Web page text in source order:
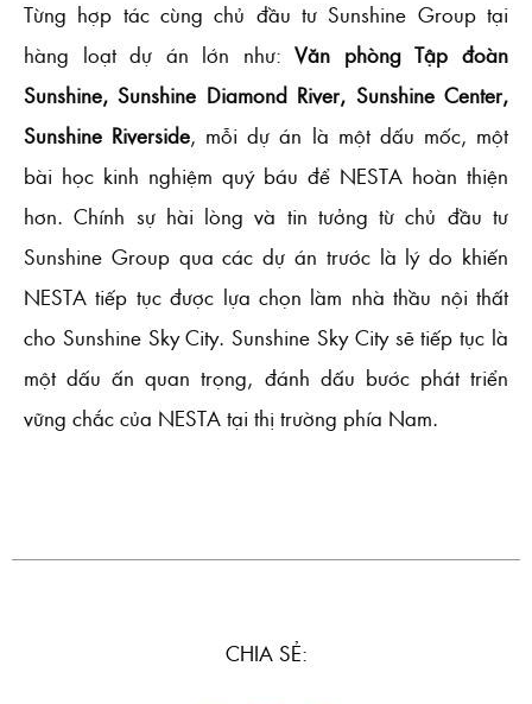
Từng hợp tác cùng chủ đầu tư Sunshine Group tại
hàng loạt dự án lớn như:Văn phòng Tập đoàn
Sunshine, Sunshine Diamond River, Sunshine Center,
Sunshine Riverside, mỗi dự án là một dấu mốc, một
bài học kinh nghiệm quý báu để NESTA hoàn thiện
hơn. Chính sự hài lòng và tin tưởng từ chủ đầu tư
Sunshine Group qua các dự án trước là lý do khiến
NESTA tiếp tục được lựa chọn làm nhà thầu nội thất
cho Sunshine Sky City. Sunshine Sky City sẽ tiếp tục là
một dấu ấn quan trọng, đánh dấu bước phát triển
vững chắc của NESTA tại thị trường phía Nam.
CHIA SẺ: